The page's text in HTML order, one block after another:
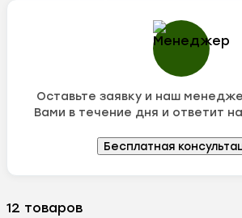
Оставьте заявку и наш
Вами в течение дня и ответит
Бесплатная
12 товаров